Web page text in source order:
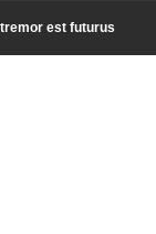
est futurus